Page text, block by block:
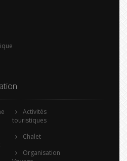
Activités
touristiques
Chalet
Organisation